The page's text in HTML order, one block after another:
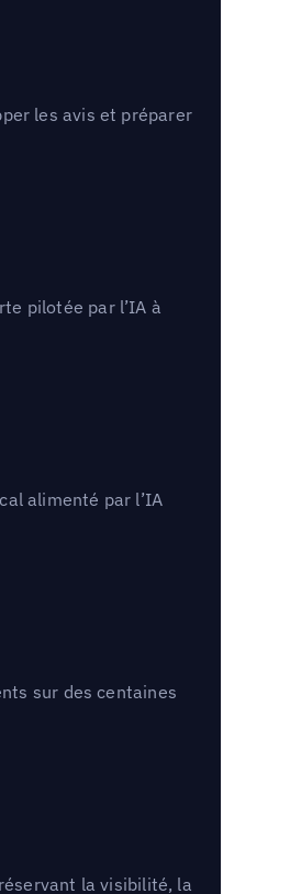
les avis et préparer
pilotée par l’IA à
alimenté par l’IA
sur des centaines
la visibilité, la